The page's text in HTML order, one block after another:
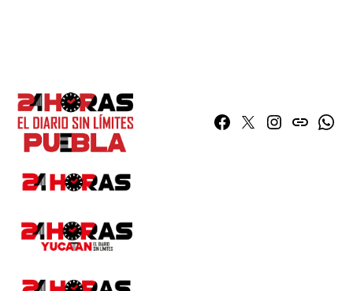
Facebook
TwitterInstagram
issuu